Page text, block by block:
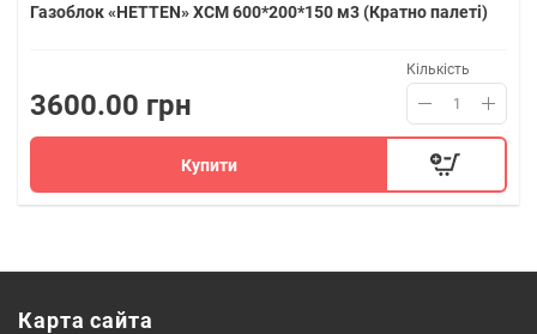
Газоблок «HETTEN» ХСМ 600*200*150 м3 (Кратно палеті)
3600.00 грн
Кількість
Купити
Карта сайта